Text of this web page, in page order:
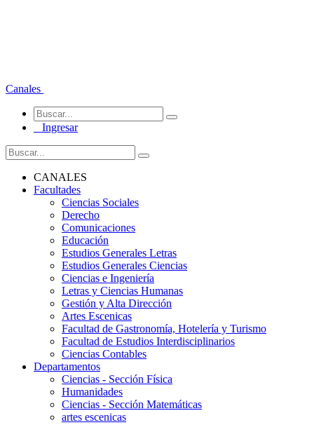
Canales
Ingresar
CANALES
Facultades
Ciencias Sociales
Derecho
Comunicaciones
Educación
Estudios Generales Letras
Estudios Generales Ciencias
Ciencias e Ingeniería
Letras y Ciencias Humanas
Gestión y Alta Dirección
Artes Escenicas
Facultad de Gastronomía, Hotelería y Turismo
Facultad de Estudios Interdisciplinarios
Ciencias Contables
Departamentos
Ciencias - Sección Física
Humanidades
Ciencias - Sección Matemáticas
artes escenicas